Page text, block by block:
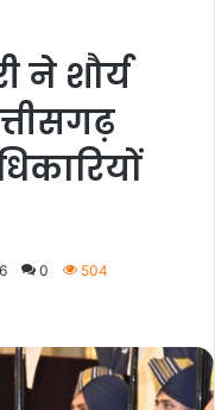
ने शौर्य
0 504